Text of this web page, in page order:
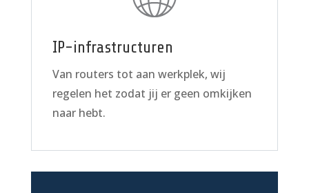
IP-infrastructuren
Van routers tot aan werkplek, wij
regelen het zodat jij er geen omkijken
naar hebt.